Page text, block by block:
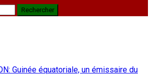
Guinée équatoriale, un émissaire du